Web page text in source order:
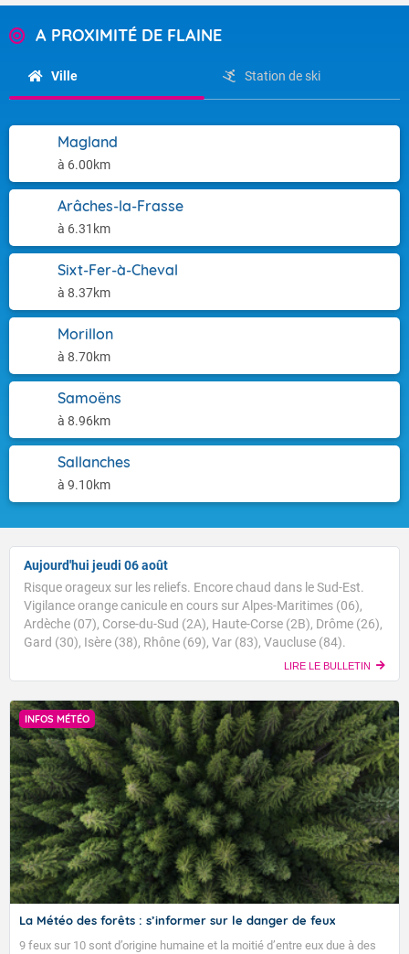
A PROXIMITÉ DE FLAINE
Ville Station de ski
Magland
à 6.00km
Arâches-la-Frasse
à 6.31km
Sixt-Fer-à-Cheval
à 8.37km
Morillon
à 8.70km
Samoëns
à 8.96km
Sallanches
à 9.10km
Aujourd'hui jeudi 06 août
Risque orageux sur les reliefs. Encore chaud dans le Sud-Est.
Vigilance orange canicule en cours sur Alpes-Maritimes (06),
Ardèche (07), Corse-du-Sud (2A), Haute-Corse (2B), Drôme (26),
Gard (30), Isère (38), Rhône (69), Var (83), Vaucluse (84).
LIRE LE BULLETIN
INFOS MÉTÉO
La Météo des forêts : s’informer sur le danger de feux
9 feux sur 10 sont d’origine humaine et la moitié d’entre eux due à des